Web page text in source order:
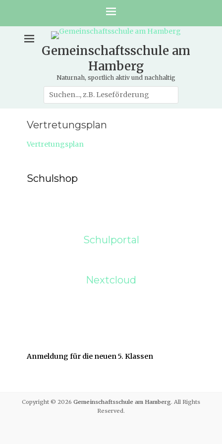
Gemeinschaftsschule am
Hamberg
Naturnah, sportlich aktiv und nachhaltig
Suche
nach:
Vertretungsplan
Vertretungsplan
Schulshop
Schulportal
Nextcloud
Anmeldung für die neuen 5. Klassen
Copyright © 2026 Gemeinschaftsschule am Hamberg. All Rights
Reserved.